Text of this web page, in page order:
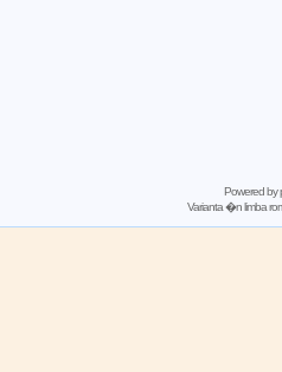
Powered by
Varianta �n limba